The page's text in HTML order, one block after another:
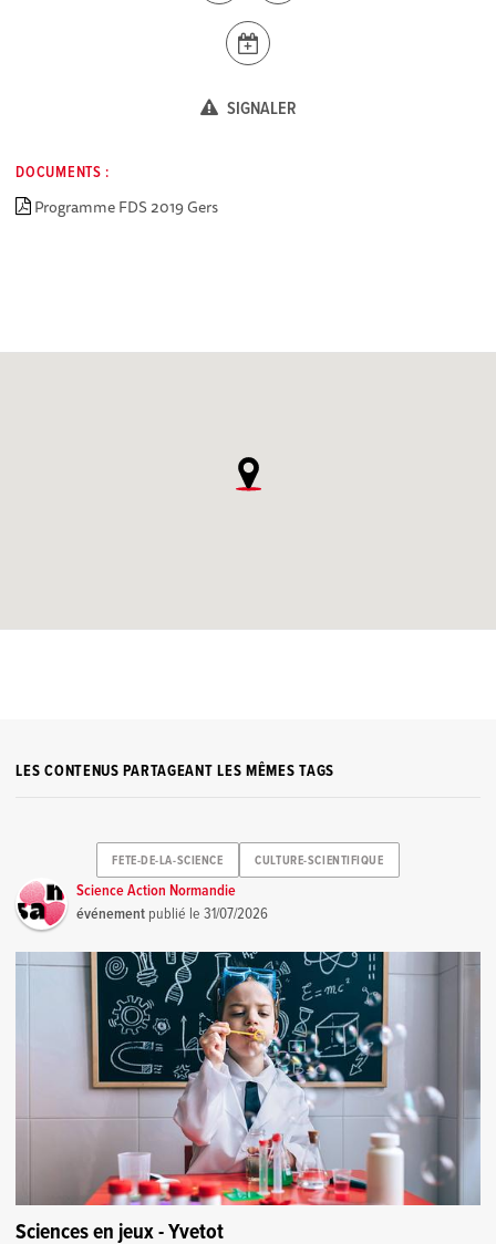
SIGNALER
DOCUMENTS :
Programme FDS 2019 Gers
LES CONTENUS PARTAGEANT LES MÊMES TAGS
FETE-DE-LA-SCIENCE CULTURE-SCIENTIFIQUE
Science Action Normandie
événement publié le31/07/2026
Sciences en jeux - Yvetot